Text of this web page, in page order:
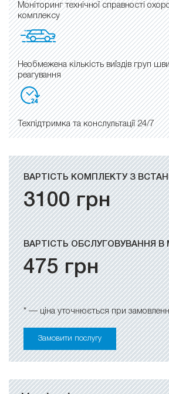
Моніторинг технічної справності
комплексу
Необмежена кількість виїздів груп
реагування
Техпідтримка та конслультації 24/7
ВАРТІСТЬ КОМПЛЕКТУ З
3100грн
ВАРТІСТЬ ОБСЛУГОВУВАННЯ В
475грн
* — ціна уточнюється при
Замовити послугу